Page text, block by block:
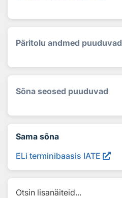
Päritolu andmed puuduvad
Sõna seosed puuduvad
Sama sõna
ELi terminibaasis IATE
Otsin lisanäiteid...